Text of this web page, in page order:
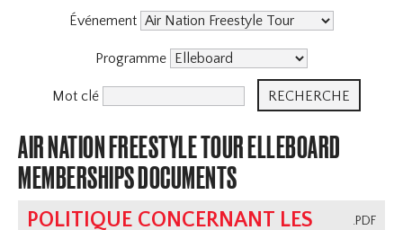
Événement
Programme
Mot clé
AIR NATION FREESTYLE TOUR ELLEBOARD
MEMBERSHIPS DOCUMENTS
.PDF
POLITIQUE CONCERNANT LES